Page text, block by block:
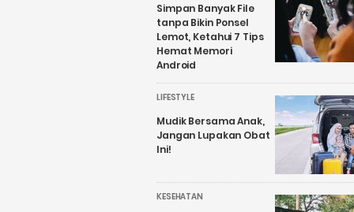
Simpan Banyak File
tanpa Bikin Ponsel
Lemot, Ketahui 7 Tips
Hemat Memori
Android
LIFESTYLE
Mudik Bersama Anak,
Jangan Lupakan Obat
Ini!
KESEHATAN